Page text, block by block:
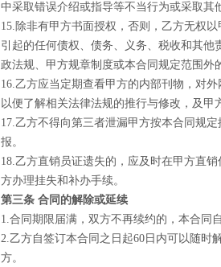
中采取错误介绍或指导等不当行为或采取其
15. 除非有甲方书面授权，否则，乙方无权
引起的任何债权、债务、义务、税收和其
政法规、甲方规章制度或本合同规定范围外
16.乙方应当定期查看甲方的内部刊物，对
以便了解相关法律法规的推行与修改，及甲
17.乙方不得向第三者泄漏甲方按本合同规
报。
18.乙方直销员证遗失的，应及时在甲方直
方办理挂失和补办手续。
第三条 合同的解除或延续
1.合同期限届满，双方不再续约的，本合同
2.乙方自签订本合同之日起60日内可以随时
方。